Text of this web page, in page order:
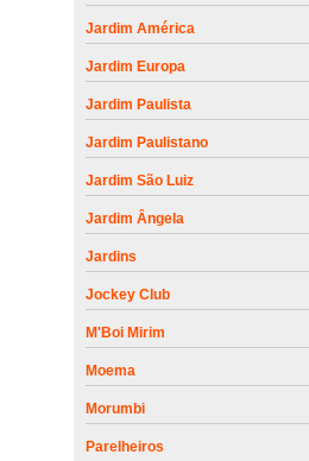
Jardim América
Jardim Europa
Jardim Paulista
Jardim Paulistano
Jardim São Luiz
Jardim Ângela
Jardins
Jockey Club
M'Boi Mirim
Moema
Morumbi
Parelheiros